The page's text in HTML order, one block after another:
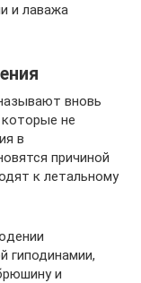
и лаважа
вновь
не
в
причиной
к летальному
гиподинамии,
и